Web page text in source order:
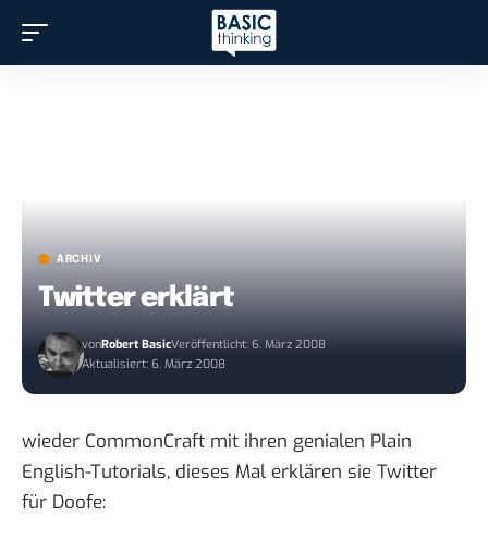
ARCHIV
Twitter erklärt
vonRobert BasicVeröffentlicht: 6. März 2008
Aktualisiert: 6. März 2008
wieder CommonCraft mit ihren genialen Plain
English-Tutorials, dieses Mal erklären sie Twitter
für Doofe: